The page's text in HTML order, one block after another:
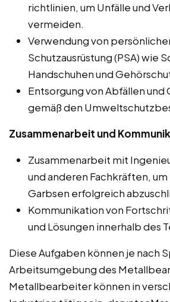
richtlinien, um Unfälle und
vermeiden.
Verwendung von
Schutzausrüstung (PSA) wie
Handschuhen und
Entsorgung von Abfällen
gemäß den
Zusammenarbeit und
Zusammenarbeit mit
und anderen Fachkräften,
Garbsen erfolgreich
Kommunikation von
und Lösungen innerhalb des
Diese Aufgaben können je nach
Arbeitsumgebung des
Metallbearbeiter können in